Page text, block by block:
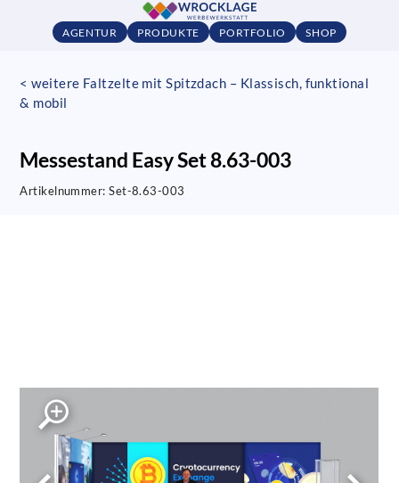
AGENTUR PRODUKTE PORTFOLIO SHOP
< weitere Faltzelte mit Spitzdach – Klassisch, funktional
& mobil
Messestand Easy Set 8.63-003
Artikelnummer:Set-8.63-003